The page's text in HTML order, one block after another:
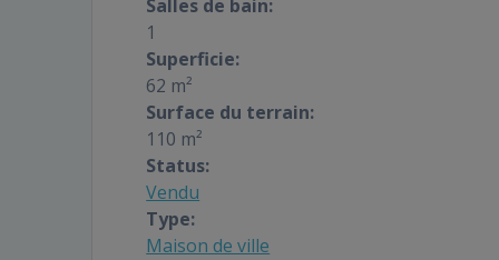
Salles de bain:
1
Superficie:
62 m²
Surface du terrain:
110 m²
Status:
Vendu
Type:
Maison de ville